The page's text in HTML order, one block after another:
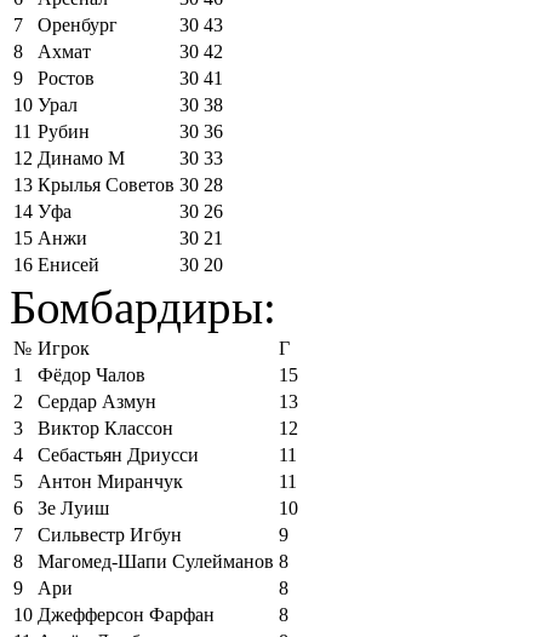
7
Оренбург 30 43
8
Ахмат 30 42
9
Ростов 30 41
10 Урал 30 38
11 Рубин 30 36
12 Динамо М 30 33
13 Крылья Советов 30 28
14 Уфа 30 26
15 Анжи 30 21
16 Енисей 30 20
Бомбардиры:
№ Игрок
Г
1
Фёдор Чалов
15
2
Сердар Азмун
13
3
Виктор Классон
12
4
Себастьян Дриусси
11
5
Антон Миранчук
11
6
Зе Луиш
10
7
Сильвестр Игбун
9
8
Магомед-Шапи Сулейманов 8
9
Ари
8
10 Джефферсон Фарфан
8